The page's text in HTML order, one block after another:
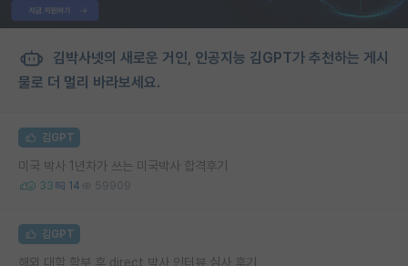
김박사넷의 새로운 거인, 인공지능 김GPT가 추천하는 게시
물로 더 멀리 바라보세요.
김GPT
미국 박사 1년차가 쓰는 미국박사 합격후기
33 14 59909
김GPT
해외 대학 학부 후 direct 박사 인터뷰 심사 후기